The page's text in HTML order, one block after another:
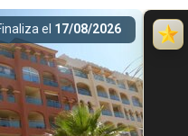
el 17/08/2026